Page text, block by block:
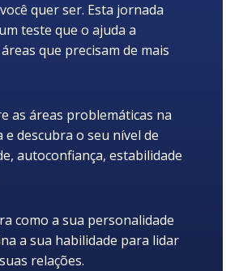
quer ser. Esta jornada
teste que o ajuda a
que precisam de mais
as áreas problemáticas na
e descubra o seu nível de
autoconfiança, estabilidade
como a sua personalidade
a sua habilidade para lidar
relações.